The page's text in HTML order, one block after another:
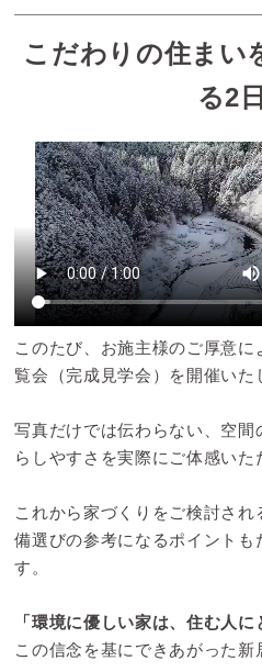
こだわりの住まい
る2
このたび、お施主様のご厚意
覧会（完成見学会）を開催いた
写真だけでは伝わらない、空間
らしやすさを実際にご体感いた
これから家づくりをご検討さ
備選びの参考になるポイントも
す。
「環境に優しい家は、住む人に
この信念を基にできあがった新